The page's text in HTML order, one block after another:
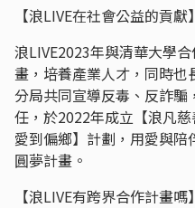
【浪LIVE在社會公益的貢獻】
浪LIVE2023年與清華大學
畫，培養產業人才，同時
分局共同宣導反毒、反詐
任，於2022年成立【浪凡
愛到偏鄉】計劃，用愛與
圓夢計畫。
【浪LIVE有跨界合作計畫嗎】